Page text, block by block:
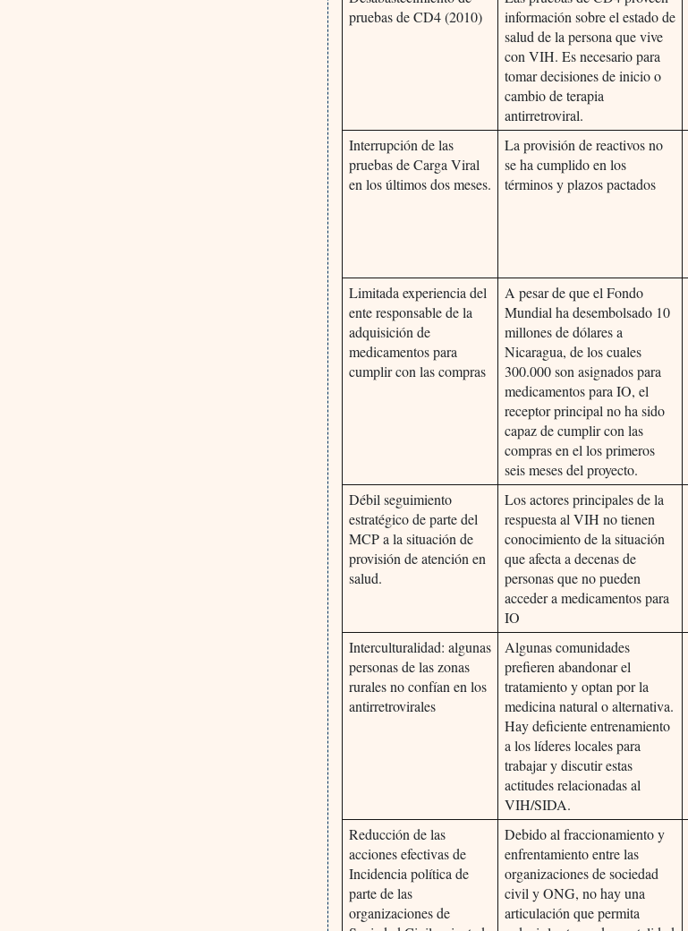
pruebas de CD4 (2010)
información sobre el estado de
salud de la persona que vive
con VIH. Es necesario para
tomar decisiones de inicio o
cambio de terapia
antirretroviral.
Interrupción de las
pruebas de Carga Viral
en los últimos dos meses.
La provisión de reactivos no
se ha cumplido en los
términos y plazos pactados
Limitada experiencia del
ente responsable de la
adquisición de
medicamentos para
cumplir con las compras
A pesar de que el Fondo
Mundial ha desembolsado 10
millones de dólares a
Nicaragua, de los cuales
300.000 son asignados para
medicamentos para IO, el
receptor principal no ha sido
capaz de cumplir con las
compras en el los primeros
seis meses del proyecto.
Débil seguimiento
estratégico de parte del
MCP a la situación de
provisión de atención en
salud.
Los actores principales de la
respuesta al VIH no tienen
conocimiento de la situación
que afecta a decenas de
personas que no pueden
acceder a medicamentos para
IO
Interculturalidad: algunas
personas de las zonas
rurales no confían en los
antirretrovirales
Algunas comunidades
prefieren abandonar el
tratamiento y optan por la
medicina natural o alternativa.
Hay deficiente entrenamiento
a los líderes locales para
trabajar y discutir estas
actitudes relacionadas al
VIH/SIDA.
Reducción de las
acciones efectivas de
Incidencia política de
parte de las
organizaciones de
Debido al fraccionamiento y
enfrentamiento entre las
organizaciones de sociedad
civil y ONG, no hay una
articulación que permita